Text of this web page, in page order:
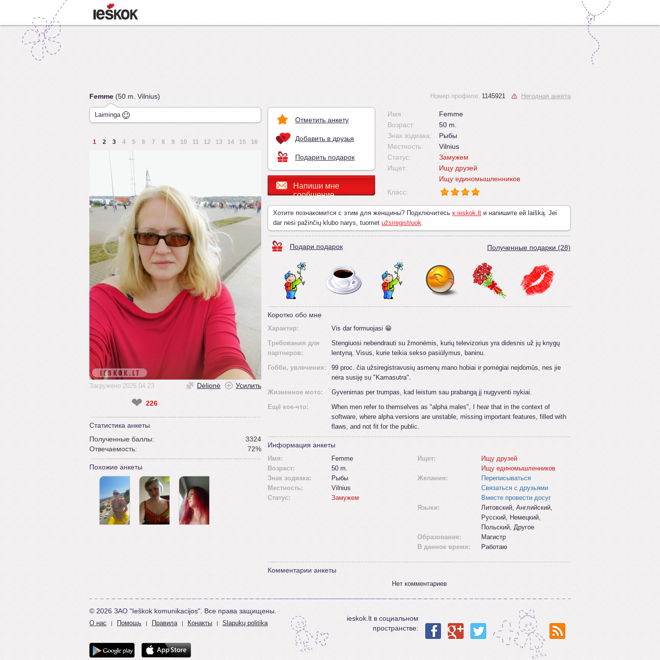
Femme (50 m. Vilnius)
Laiminga
1 2 3 4 5 6 7 8 9 10 11 12 13 14 15 16
Загружено 2025.04.23 Dėlionė Усилить
❤ 226
Статистика анкеты
Полученные баллы:
3324
Отвечаемость:
72%
Похожие анкеты
Отметить анкету
Добавить в друзья
Подарить подарок
Напиши мне
сообщение
Номер профиля: 1145921 Негодная анкета
Имя:
Femme
Возраст:
50 m.
Знак зодиака:
Рыбы
Местность:
Vilnius
Статус:
Замужем
Ищет:
Ищу друзей
Ищу единомышленников
Класс:
Хотите познакомится с этим для женщины? Подключитесь к ieskok.lt и напишите ей laišką. Jei
dar nesi pažinčių klubo narys, tuomet užsiregistruok.
Подари подарок Полученные подарки (28)
Коротко обо мне
Характер:
Vis dar formuojasi 😁
Требования для
партнеров:
Stengiuosi nebendrauti su žmonėmis, kurių televizorius yra didesnis už jų knygų
lentyną. Visus, kurie teikia sekso pasiūlymus, baninu.
Гобби, увлечения:
99 proc. čia užsiregistravusių asmenų mano hobiai ir pomėgiai neįdomūs, nes jie
nėra susiję su "Kamasutra".
Жизненное мото:
Gyvenimas per trumpas, kad leistum sau prabangą jį nugyventi nykiai.
Ещё кое-что:
When men refer to themselves as "alpha males", I hear that in the context of
software, where alpha versions are unstable, missing important features, filled with
flaws, and not fit for the public.
Информация анкеты
Имя:
Femme
Возраст:
50 m.
Знак зодиака:
Рыбы
Местность:
Vilnius
Статус:
Замужем
Ищет:
Ищу друзей
Ищу единомышленников
Желания:
Переписываться
Связаться с друзьями
Вместе провести досуг
Языки:
Литовский, Английский,
Русский, Немецкий,
Польский, Другое
Образование:
Maгистр
В данное время:
Работаю
Комментарии анкеты
Нет комментариев
© 2026 ЗАО "Ieškok komunikacijos". Все права защищены.
О нас | Помощь | Правила | Конакты | Slapukų politika
ieskok.lt в социальном
пространстве: